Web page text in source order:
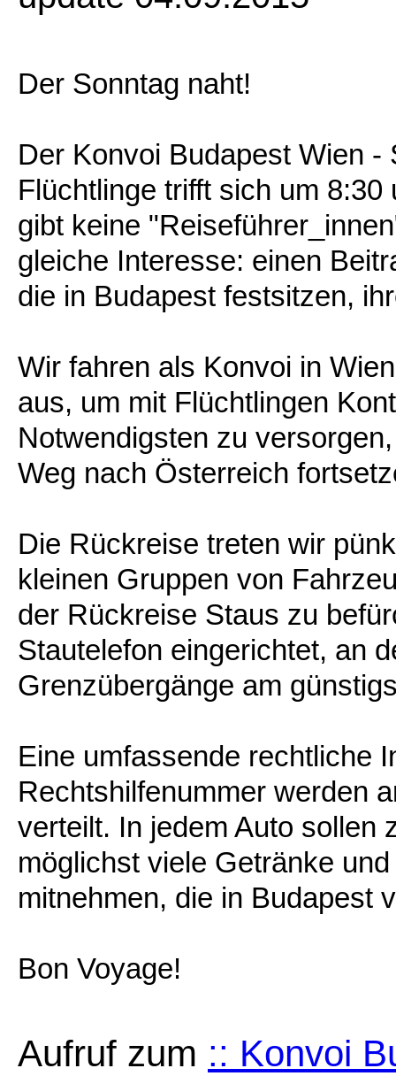
Der Sonntag naht!
Der Konvoi Budapest Wien
Flüchtlinge trifft sich um
gibt keine
gleiche Interesse: einen
die in Budapest festsitzen,
Wir fahren als Konvoi in
aus, um mit Flüchtlingen
Notwendigsten zu
Weg nach Österreich
Die Rückreise treten wir
kleinen Gruppen von
der Rückreise Staus zu
Stautelefon eingerichtet, an
Grenzübergänge am
Eine umfassende rechtliche
Rechtshilfenummer werden
verteilt. In jedem Auto sollen
möglichst viele Getränke
mitnehmen, die in Budapest
Bon Voyage!
Aufruf zum :: Konvoi